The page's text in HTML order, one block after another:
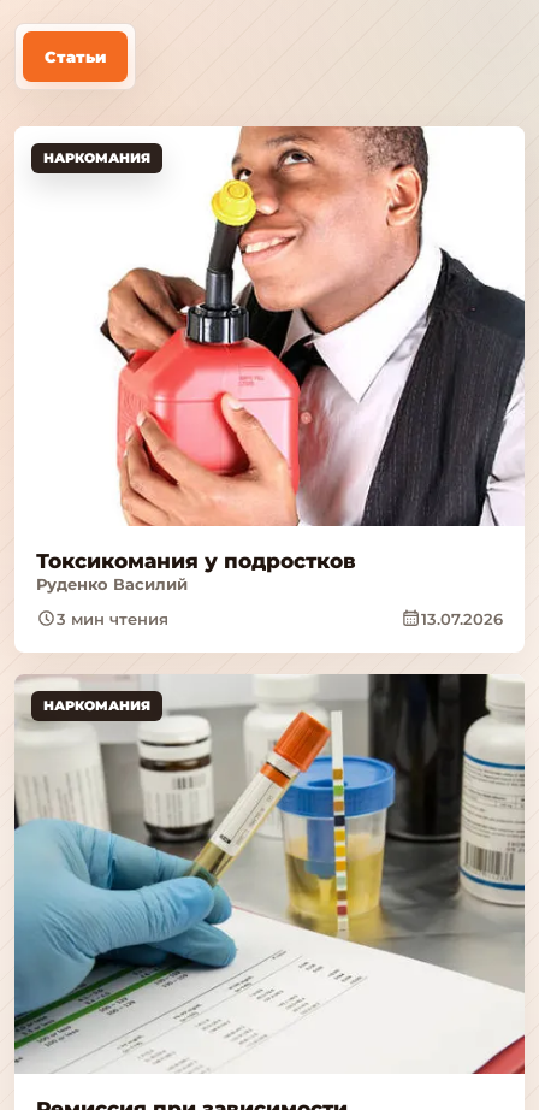
Статьи
НАРКОМАНИЯ
Токсикомания у подростков
Руденко Василий
3 мин чтения
13.07.2026
НАРКОМАНИЯ